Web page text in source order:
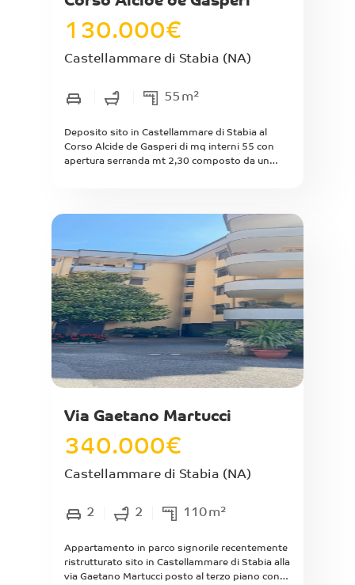
130.000€
Castellammare di Stabia (NA)
55 m²
Deposito sito in Castellammare di Stabia al
Corso Alcide de Gasperi di mq interni 55 con
apertura serranda mt 2,30 composto da un
3,56 mt. Situato in zona nelle immediate
vicinanze della villa comunale. Ideale anche per
Via Gaetano Martucci
340.000€
Castellammare di Stabia (NA)
2 2 110m²
Appartamento in parco signorile recentemente
ristrutturato sito in Castellammare di Stabia alla
via Gaetano Martucci posto al terzo piano con